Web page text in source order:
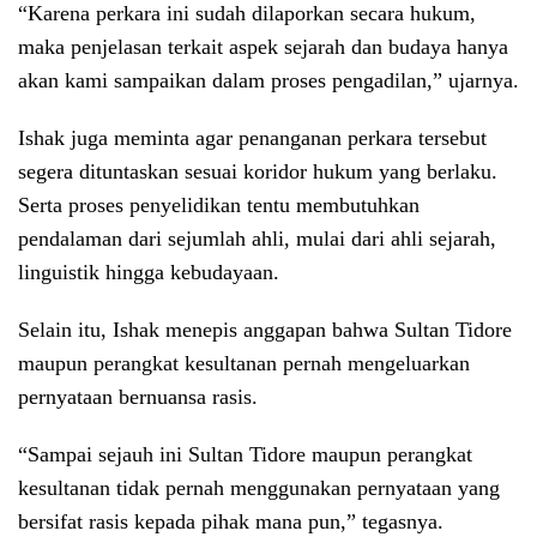
“Karena perkara ini sudah dilaporkan secara hukum,
maka penjelasan terkait aspek sejarah dan budaya hanya
akan kami sampaikan dalam proses pengadilan,” ujarnya.
Ishak juga meminta agar penanganan perkara tersebut
segera dituntaskan sesuai koridor hukum yang berlaku.
Serta proses penyelidikan tentu membutuhkan
pendalaman dari sejumlah ahli, mulai dari ahli sejarah,
linguistik hingga kebudayaan.
Selain itu, Ishak menepis anggapan bahwa Sultan Tidore
maupun perangkat kesultanan pernah mengeluarkan
pernyataan bernuansa rasis.
“Sampai sejauh ini Sultan Tidore maupun perangkat
kesultanan tidak pernah menggunakan pernyataan yang
bersifat rasis kepada pihak mana pun,” tegasnya.